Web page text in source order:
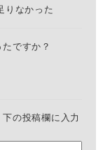
りなかった
ですか？
の投稿欄に入力